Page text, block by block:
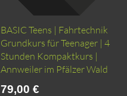
BASIC Teens | Fahrtechnik
Grundkurs für Teenager | 4
Stunden Kompaktkurs |
Annweiler im Pfälzer Wald
79,00 €